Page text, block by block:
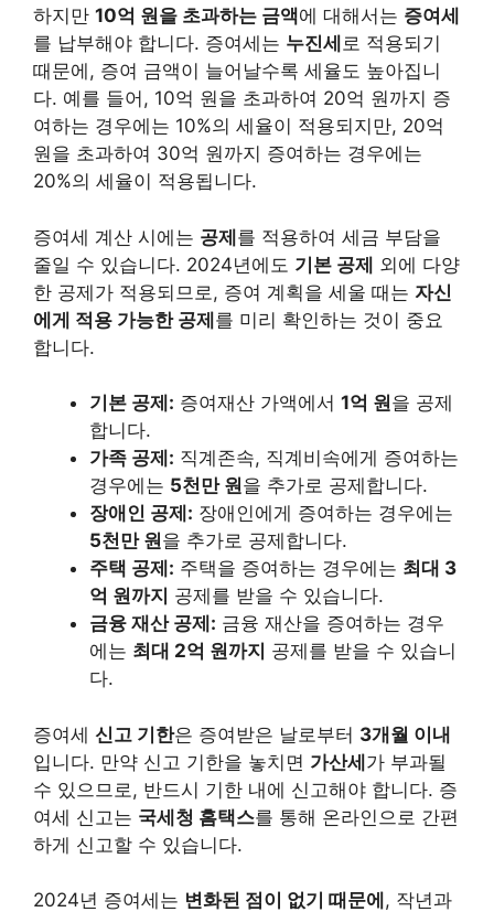
하지만 10억 원을 초과하는 금액에 대해서는 증여세
를 납부해야 합니다. 증여세는 누진세 로 적용되기
때문에, 증여 금액이 늘어날수록 세율도 높아집니
다. 예를 들어, 10억 원을 초과하여 20억 원까지 증
여하는 경우에는 10%의 세율이 적용되지만, 20억
원을 초과하여 30억 원까지 증여하는 경우에는
20%의 세율이 적용됩니다.
증여세 계산 시에는 공제를 적용하여 세금 부담을
줄일 수 있습니다. 2024년에도 기본 공제 외에 다양
한 공제가 적용되므로, 증여 계획을 세울 때는 자신
에게 적용 가능한 공제를 미리 확인하는 것이 중요
합니다.
기본 공제: 증여재산 가액에서 1억 원을 공제
합니다.
가족 공제: 직계존속, 직계비속에게 증여하는
경우에는 5천만 원을 추가로 공제합니다.
장애인 공제: 장애인에게 증여하는 경우에는
5천만 원을 추가로 공제합니다.
주택 공제: 주택을 증여하는 경우에는 최대 3
억 원까지 공제를 받을 수 있습니다.
금융 재산 공제: 금융 재산을 증여하는 경우
에는 최대 2억 원까지 공제를 받을 수 있습니
다.
증여세 신고 기한은 증여받은 날로부터 3개월 이내
입니다. 만약 신고 기한을 놓치면 가산세가 부과될
수 있으므로, 반드시 기한 내에 신고해야 합니다. 증
여세 신고는 국세청 홈택스를 통해 온라인으로 간편
하게 신고할 수 있습니다.
2024년 증여세는 변화된 점이 없기 때문에 , 작년과